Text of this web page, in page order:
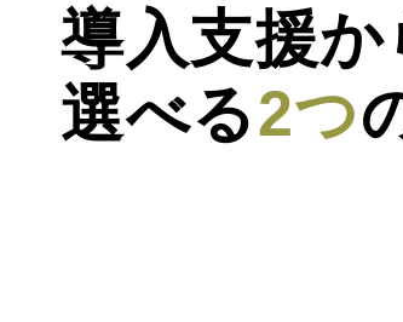
導入支援か
選べる2つ